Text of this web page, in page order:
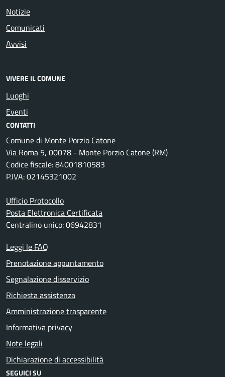
Notizie
Comunicati
Avvisi
VIVERE IL COMUNE
Luoghi
Eventi
CONTATTI
Comune di Monte Porzio Catone
Via Roma 5, 00078 - Monte Porzio Catone (RM)
Codice fiscale: 84001810583
P.IVA: 02145321002
Ufficio Protocollo
Posta Elettronica Certificata
Centralino unico: 06942831
Leggi le FAQ
Prenotazione appuntamento
Segnalazione disservizio
Richiesta assistenza
Amministrazione trasparente
Informativa privacy
Note legali
Dichiarazione di accessibilità
SEGUICI SU